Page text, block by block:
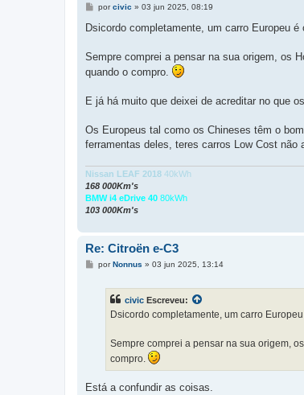
M
n
g
m
porcivic » 03 jun 2025, 08:19
Dsicordo completamente, um carro Europeu é
Sempre comprei a pensar na sua origem, os
quando o compro.
E já há muito que deixei de acreditar no que
Os Europeus tal como os Chineses têm o
ferramentas deles, teres carros Low Cost não
Nissan LEAF 2018 40kWh
168 000Km's
BMW i4 eDrive 40 80kWh
103 000Km's
Re: Citroën e-C3
MporNonnus » 03 jun 2025, 13:14
civic Escreveu:
Dsicordo completamente, um carro
Sempre comprei a pensar na sua origem,
compro.
Está a confundir as coisas.